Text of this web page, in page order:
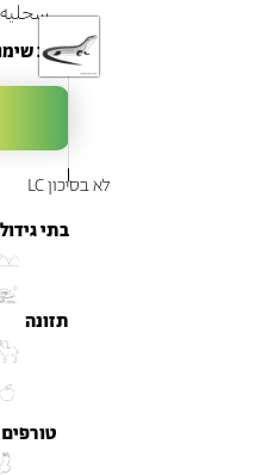
מצב
לא בסיכון LC
בתי גידול
תזונה
טורפים